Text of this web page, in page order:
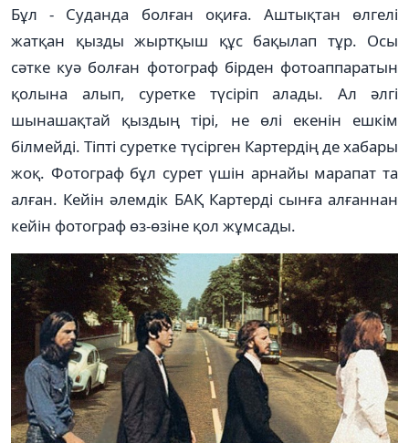
Бұл - Суданда болған оқиға. Аштықтан өлгелі
жатқан қызды жыртқыш құс бақылап тұр. Осы
сәтке куә болған фотограф бірден фотоаппаратын
қолына алып, суретке түсіріп алады. Ал әлгі
шынашақтай қыздың тірі, не өлі екенін ешкім
білмейді. Тіпті суретке түсірген Картердің де хабары
жоқ. Фотограф бұл сурет үшін арнайы марапат та
алған. Кейін әлемдік БАҚ Картерді сынға алғаннан
кейін фотограф өз-өзіне қол жұмсады.